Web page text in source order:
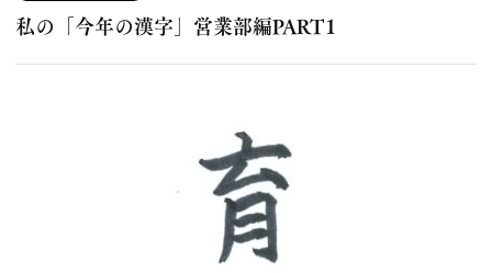
テ
ゴ
リー:
私の「今年の漢字」営業部編PART1